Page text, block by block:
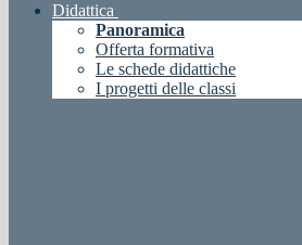
Didattica
Panoramica
Offerta formativa
Le schede didattiche
I progetti delle classi